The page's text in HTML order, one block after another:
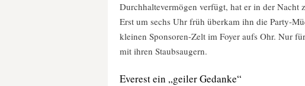
Durchhaltevermögen verfügt, hat er in der Nacht
Erst um sechs Uhr früh überkam ihn die Party-
kleinen Sponsoren-Zelt im Foyer aufs Ohr. Nur
mit ihren Staubsaugern.
Everest ein „geiler Gedanke“